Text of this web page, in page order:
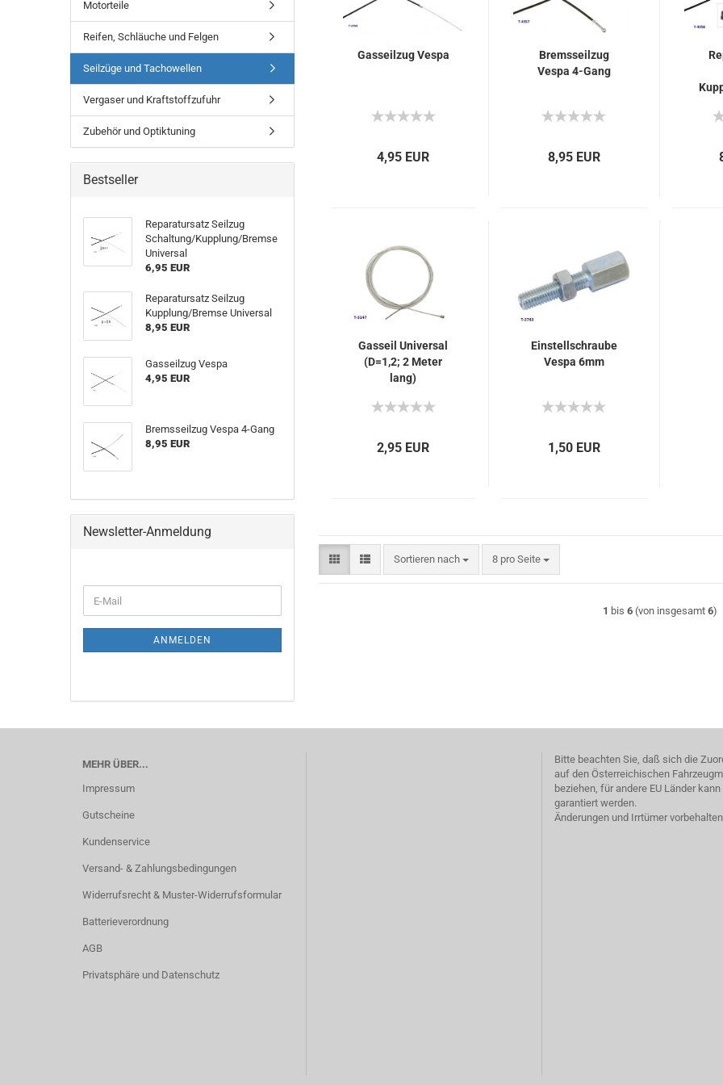
Gasseilzug Vespa
4,95 EUR
Bremsseilzug
Vespa 4-Gang
8,95 EUR
Gasseil Universal
(D=1,2; 2 Meter
lang)
2,95 EUR
Einstellschraube
Vespa 6mm
1,50 EUR
Sortieren nach
Sortieren nach 8 pro Seite
pro Seite
1 bis6 (von insgesamt6)
Motorteile
Reifen, Schläuche und Felgen
Seilzüge und Tachowellen
Vergaser und Kraftstoffzufuhr
Zubehör und Optiktuning
Bestseller
Reparatursatz Seilzug
Schaltung/Kupplung/Bremse
Universal
6,95 EUR
Reparatursatz Seilzug
Kupplung/Bremse Universal
8,95 EUR
Gasseilzug Vespa
4,95 EUR
Bremsseilzug Vespa 4-Gang
8,95 EUR
Newsletter-Anmeldung
E-
Mail
ANMELDEN
MEHR ÜBER...
Impressum
Gutscheine
Kundenservice
Versand- & Zahlungsbedingungen
Widerrufsrecht & Muster-Widerrufsformular
Batterieverordnung
AGB
Privatsphäre und Datenschutz
Bitte beachten Sie, daß sich die
auf den Österreichischen
beziehen, für andere EU Länder
garantiert werden.
Änderungen und Irrtümer